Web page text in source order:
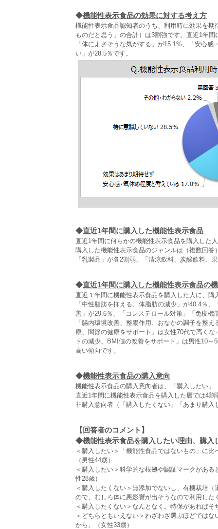
◆機能性表示食品の効果に対する考え方
機能性表示食品認知者のうち、利用時に効果を
ものだと思う」の合計）は3割強です。直近1年
「体によさそうな気がする」が15.1%、「安心
い」が28.5％です。
◆直近1年間に購入した機能性表示食品
直近1年間に何らかの機能性表示食品を購入した
購入した機能性表示食品のジャンルは（複数回
「乳製品」が各2割弱、「清涼飲料、炭酸飲料、
◆直近1年間に購入した機能性表示食品の
直近１年間に機能性表示食品を購入した人に、
「中性脂肪を抑える、体脂肪の減少」が40.4％
善」が29.6％、「コレステロール対策」「免疫機
「腸内環境改善、整腸作用、おなかの調子を整
康、関節の健康をサポート」は女性70代で高く
トの減少、BMI値の改善をサポート」は男性10
高い傾向です。
◆機能性表示食品の購入意向
機能性表示食品の購入意向者は、「購入したい
直近1年間に機能性表示食品を購入した層では4割
非購入意向者（「購入したくない」「あまり購
【回答者のコメント】
◆機能性表示食品を購入したい理由、購入
＜購入したい＞「機能性食品ではないもの」に
（男性44歳）
＜購入したい＞科学的な根拠や認証マークがあ
性28歳）
＜購入したくない＞無添加でないし、有機栽培
ので、むしろ体に悪影響が出そうなので利用した
＜購入したくない＞なんとなく。特保があれば
＜どちらともいえない＞わざわざ選ぶほどでは
から。（女性33歳）